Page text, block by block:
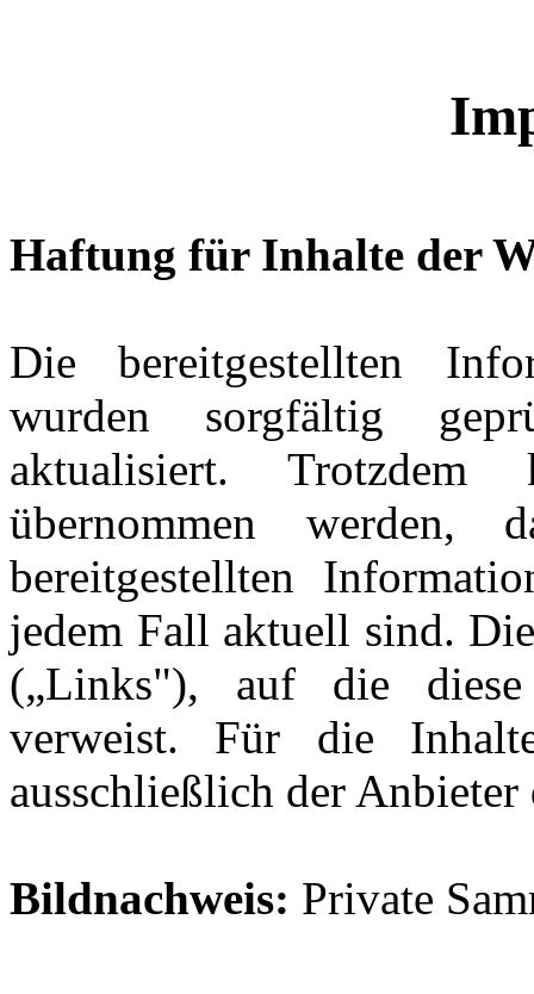
Haftung für Inhalte der
Die bereitgestellten
wurden sorgfältig
aktualisiert.
übernommen werden,
bereitgestellten
jedem Fall aktuell sind.
(„Links"), auf die
verweist. Für die
ausschließlich der
Bildnachweis: Private